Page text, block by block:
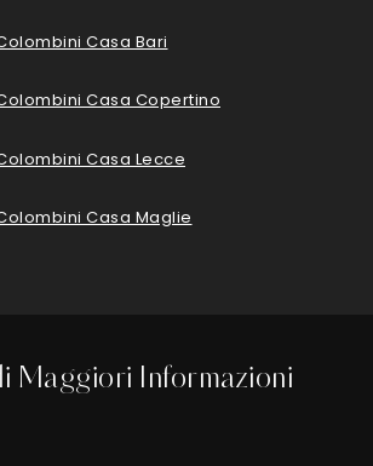
Casa Bari
Casa Copertino
Casa Lecce
Casa Maglie
Maggiori Informazioni